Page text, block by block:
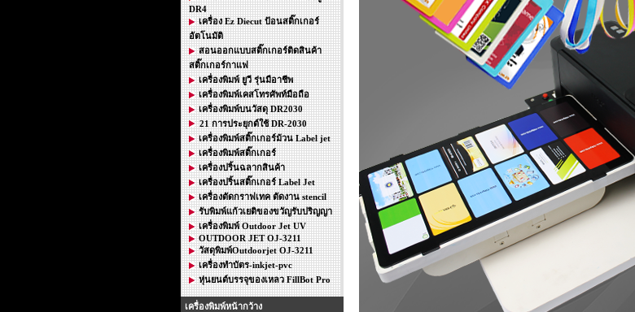
DR4
เครื่อง Ez Diecut ป้อนสติ๊กเกอร์
อัตโนมัติ
สอนออกแบบสติ๊กเกอร์ติดสินค้า
สติ๊กเกอร์กาแฟ
เครื่องพิมพ์ ยูวี รุ่นมือาชีพ
เครื่องพิมพ์เคสโทรศัพท์มือถือ
เครื่องพิมพ์บนวัสดุ DR2030
21 การประยุกต์ใช้ DR-2030
เครื่องพิมพ์สติ๊กเกอร์ม้วน Label jet
เครื่องพิมพ์สติ๊กเกอร์
เครื่องปริ้นฉลากสินค้า
เครื่องปริ้นสติ๊กเกอร์ Label Jet
เครื่องตัดกราฟเทค ตัดงาน stencil
รับพิมพ์แก้วเยติของขวัญรับปริญญา
เครื่องพิมพ์ Outdoor Jet UV
OUTDOOR JET OJ-3211
วัสดุพิมพ์Outdoorjet OJ-3211
เครื่องทำบัตร-inkjet-pvc
หุ่นยนต์บรรจุของเหลว FillBot Pro
เครื่องพิมพ์หน้ากว้าง